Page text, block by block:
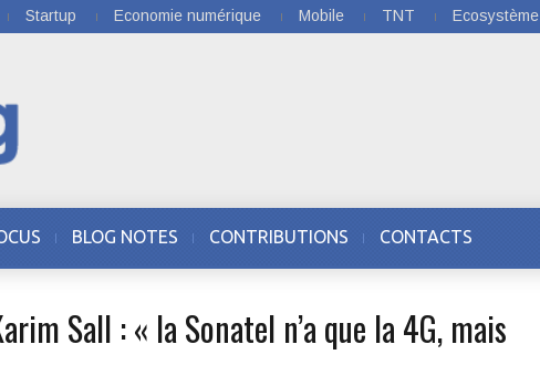
Startup Economie numérique Mobile TNT Ecosystème
BLOG NOTES CONTRIBUTIONS CONTACTS
Sall : « la Sonatel n’a que la 4G, mais